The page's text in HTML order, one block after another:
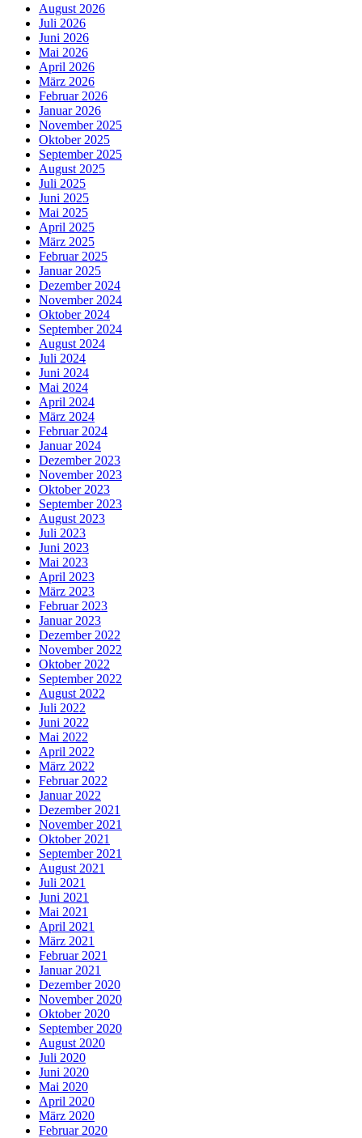
August 2026
Juli 2026
Juni 2026
Mai 2026
April 2026
März 2026
Februar 2026
Januar 2026
November 2025
Oktober 2025
September 2025
August 2025
Juli 2025
Juni 2025
Mai 2025
April 2025
März 2025
Februar 2025
Januar 2025
Dezember 2024
November 2024
Oktober 2024
September 2024
August 2024
Juli 2024
Juni 2024
Mai 2024
April 2024
März 2024
Februar 2024
Januar 2024
Dezember 2023
November 2023
Oktober 2023
September 2023
August 2023
Juli 2023
Juni 2023
Mai 2023
April 2023
März 2023
Februar 2023
Januar 2023
Dezember 2022
November 2022
Oktober 2022
September 2022
August 2022
Juli 2022
Juni 2022
Mai 2022
April 2022
März 2022
Februar 2022
Januar 2022
Dezember 2021
November 2021
Oktober 2021
September 2021
August 2021
Juli 2021
Juni 2021
Mai 2021
April 2021
März 2021
Februar 2021
Januar 2021
Dezember 2020
November 2020
Oktober 2020
September 2020
August 2020
Juli 2020
Juni 2020
Mai 2020
April 2020
März 2020
Februar 2020